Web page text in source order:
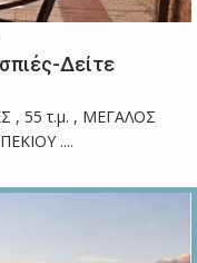
Δείτε
, 55 τ.μ. , ΜΕΓΑΛΟΣ
....